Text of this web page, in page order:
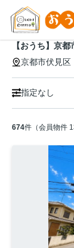
【おうち】京
京都市伏見区
指定なし
674件（会員物件